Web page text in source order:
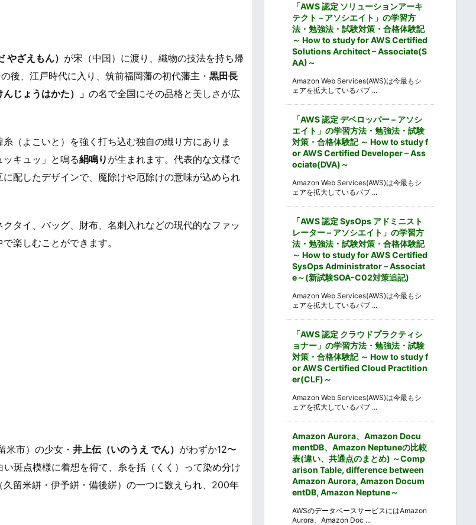
やざえもん） が宋（中国）に渡り、織物の技法を持ち帰
後、江戸時代に入り、筑前福岡藩の初代藩主・ 黒田長
んじょうはかた）」 の名で全国にその品格と美しさが広
（よこいと）を強く打ち込む独自の織り方にありま
キュッ」と鳴る絹鳴り が生まれます。代表的な文様で
配したデザインで、魔除けや厄除けの意味が込められ
タイ、バッグ、財布、名刺入れなどの現代的なファッ
楽しむことができます。
米市）の少女・ 井上伝（いのうえ でん） がわずか12〜
斑点模様に着想を得て、糸を括（くく）って染め分け
久留米絣・伊予絣・備後絣）の一つに数えられ、200年
「AWS 認定 ソリューションアーキ
テクト – アソシエイト」の学習方
法・勉強法・試験対策・合格体験記
～ How to study for AWS Certified
Solutions Architect – Associate(S
AA)～
Amazon Web Services(AWS)は今最もシ
ェアを拡大しているパブ ...
「AWS 認定 デベロッパー – アソシ
エイト」の学習方法・勉強法・試験
対策・合格体験記 ～ How to study f
or AWS Certified Developer – Ass
ociate(DVA)～
Amazon Web Services(AWS)は今最もシ
ェアを拡大しているパブ ...
「AWS 認定 SysOps アドミニスト
レーター – アソシエイト」の学習方
法・勉強法・試験対策・合格体験記
～ How to study for AWS Certified
SysOps Administrator – Associat
e～(新試験SOA-C02対策追記)
Amazon Web Services(AWS)は今最もシ
ェアを拡大しているパブ ...
「AWS 認定 クラウドプラクティシ
ョナー」の学習方法・勉強法・試験
対策・合格体験記 ～ How to study f
or AWS Certified Cloud Practition
er(CLF)～
Amazon Web Services(AWS)は今最もシ
ェアを拡大しているパブ ...
Amazon Aurora、Amazon Docu
mentDB、Amazon Neptuneの比較
表(違い、共通点のまとめ) ～Comp
arison Table, difference between
Amazon Aurora, Amazon Docum
entDB, Amazon Neptune～
AWSのデータベースサービスにはAmazon
Aurora、Amazon Doc ...